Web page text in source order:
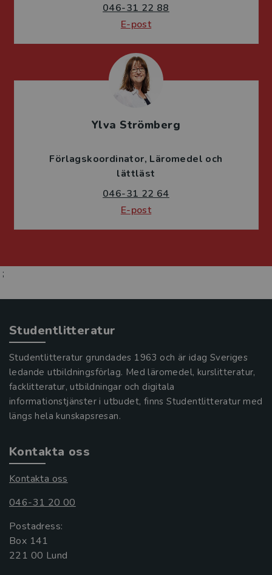
046-31 22 88
E-post
Ylva Strömberg
Förlagskoordinator Läromedel och
lättläst
046-31 22 64
E-post
;
Studentlitteratur
Studentlitteratur grundades 1963 och är idag Sveriges
ledande utbildningsförlag. Med läromedel, kurslitteratur,
facklitteratur, utbildningar och digitala
informationstjänster i utbudet, finns Studentlitteratur med
längs hela kunskapsresan.
Kontakta oss
Kontakta oss
046-31 20 00
Postadress:
Box 141
221 00 Lund